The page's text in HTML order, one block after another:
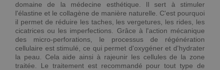
domaine de la médecine esthétique. Il sert à stimuler
l'élastine et le collagène de manière naturelle. C'est pourquoi
il permet de réduire les taches, les vergetures, les rides, les
cicatrices ou les imperfections. Grâce à l'action mécanique
des micro-perforations, le processus de régénération
cellulaire est stimulé, ce qui permet d'oxygéner et d'hydrater
la peau. Cela aide ainsi à rajeunir les cellules de la zone
traitée. Le traitement est recommandé pour tout type de